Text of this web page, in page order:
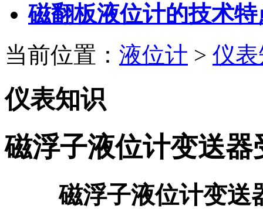
磁翻板液位计的技术
当前位置： 液位计 > 仪
仪表知识
磁浮子液位计变送
磁浮子液位计变送